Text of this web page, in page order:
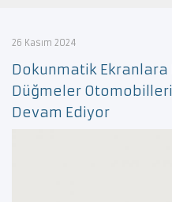
26 Kasım 2024
Dokunmatik
Düğmeler
Devam Ediyor